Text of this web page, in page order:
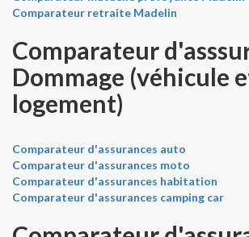
Comparateur retraite Madelin
Comparateur
Dommage (véhicule
logement)
Comparateur d'assurances auto
Comparateur d'assurances moto
Comparateur d'assurances habitation
Comparateur d'assurances camping car